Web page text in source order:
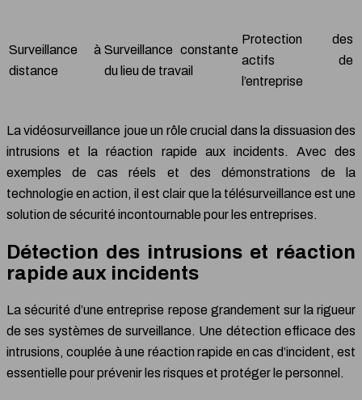
Surveillance à
distance
Surveillance constante
du lieu de travail
Protection des
actifs de
l’entreprise
La vidéosurveillance joue un rôle crucial dans la dissuasion des
intrusions et la réaction rapide aux incidents. Avec des
exemples de cas réels et des démonstrations de la
technologie en action, il est clair que la télésurveillance est une
solution de sécurité incontournable pour les entreprises.
Détection des intrusions et réaction
rapide aux incidents
La sécurité d’une entreprise repose grandement sur la rigueur
de ses systèmes de surveillance. Une détection efficace des
intrusions, couplée à une réaction rapide en cas d’incident, est
essentielle pour prévenir les risques et protéger le personnel.